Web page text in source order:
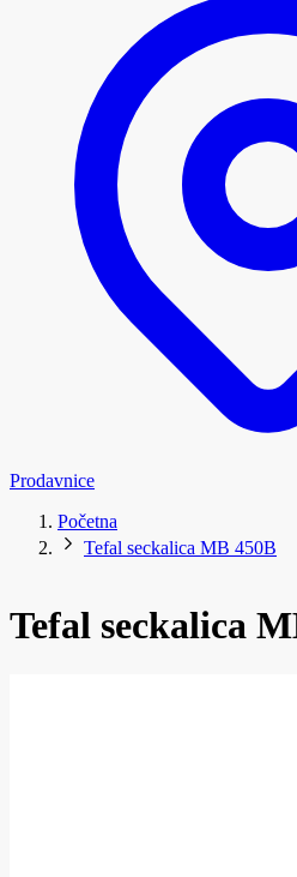
Prodavnice
Početna
Tefal seckalica MB 450B
Tefal seckalica